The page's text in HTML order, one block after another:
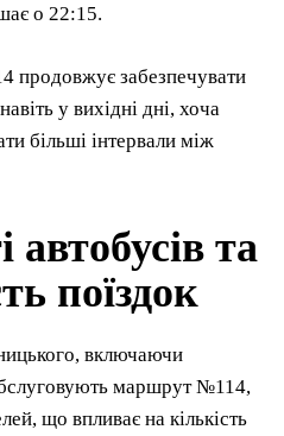
о 22:15.
продовжує забезпечувати
у вихідні дні, хоча
більші інтервали між
автобусів та
поїздок
включаючи
маршрут №114,
що впливає на кількість